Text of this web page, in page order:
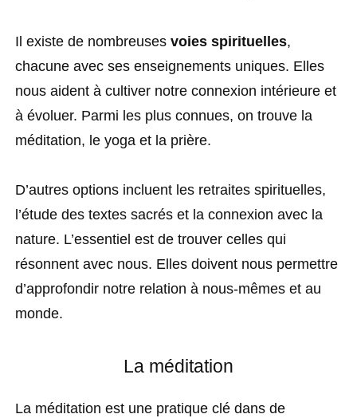
Il existe de nombreuses voies spirituelles,
chacune avec ses enseignements uniques. Elles
nous aident à cultiver notre connexion intérieure et
à évoluer. Parmi les plus connues, on trouve la
méditation, le yoga et la prière.
D’autres options incluent les retraites spirituelles,
l’étude des textes sacrés et la connexion avec la
nature. L’essentiel est de trouver celles qui
résonnent avec nous. Elles doivent nous permettre
d’approfondir notre relation à nous-mêmes et au
monde.
La méditation
La méditation est une pratique clé dans de